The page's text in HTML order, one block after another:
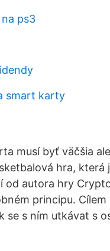
ps3
smart karty
musí byť väčšia
hra, která
od autora hry
principu.
se s ním utkávat s